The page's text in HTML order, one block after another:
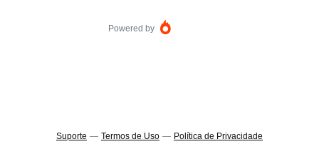
Powered by
Suporte — Termos de Uso — Política de Privacidade